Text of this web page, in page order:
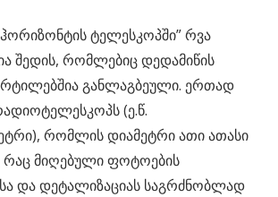
ტელესკოპში” რვა
შედის, რომლებიც დედამიწის
განლაგბეული. ერთად
(ე.წ.
რომლის დიამეტრი ათი ათასი
მიღებული ფოტოების
და დეტალიზაციას საგრძნობლად